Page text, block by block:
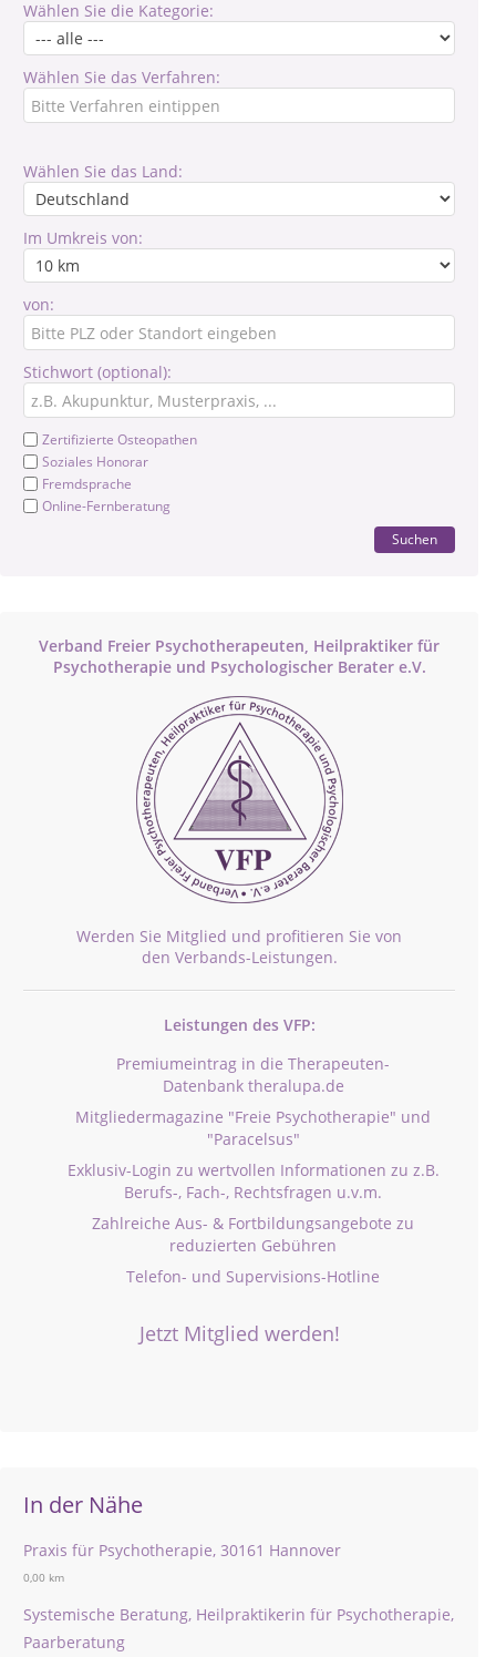
Wählen Sie die Kategorie:
Wählen Sie das Verfahren:
Wählen Sie das Land:
Im Umkreis von:
von:
Stichwort (optional):
Zertifizierte Osteopathen
Soziales Honorar
Fremdsprache
Online-Fernberatung
Suchen
Verband Freier Psychotherapeuten, Heilpraktiker für
Psychotherapie und Psychologischer Berater e.V.
Werden Sie Mitglied und profitieren Sie von
den Verbands-Leistungen.
Leistungen des VFP:
Premiumeintrag in die Therapeuten-
Datenbank theralupa.de
Mitgliedermagazine "Freie Psychotherapie" und
"Paracelsus"
Exklusiv-Login zu wertvollen Informationen zu z.B.
Berufs-, Fach-, Rechtsfragen u.v.m.
Zahlreiche Aus- & Fortbildungsangebote zu
reduzierten Gebühren
Telefon- und Supervisions-Hotline
Jetzt Mitglied werden!
In der Nähe
Praxis für Psychotherapie, 30161 Hannover
0,00 km
Systemische Beratung, Heilpraktikerin für Psychotherapie,
Paarberatung